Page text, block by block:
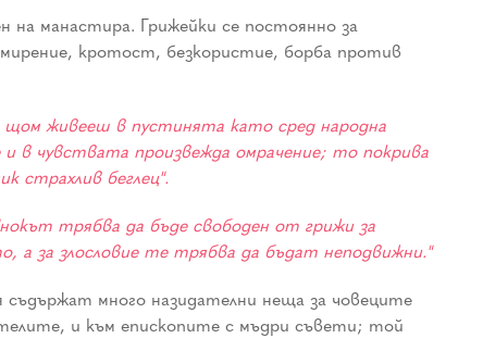
на манастира. Грижейки се постоянно за
кротост, безкористие, борба против
щом живееш в пустинята като сред народна
чувствата произвежда омрачение; то покрива
страхлив беглец".
трябва да бъде свободен от грижи за
а за злословие те трябва да бъдат неподвижни."
много назидателни неща за човеците
и към епископите с мъдри съвети; той